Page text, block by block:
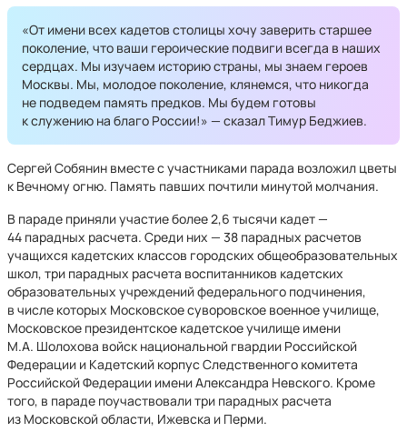
«От имени всех кадетов столицы хочу заверить старшее
поколение, что ваши героические подвиги всегда в наших
сердцах. Мы изучаем историю страны, мы знаем героев
Москвы. Мы, молодое поколение, клянемся, что никогда
не подведем память предков. Мы будем готовы
к служению на благо России!» — сказал Тимур Беджиев.
Сергей Собянин вместе с участниками парада возложил цветы
к Вечному огню. Память павших почтили минутой молчания.
В параде приняли участие более 2,6 тысячи кадет —
44 парадных расчета. Среди них — 38 парадных расчетов
учащихся кадетских классов городских общеобразовательных
школ, три парадных расчета воспитанников кадетских
образовательных учреждений федерального подчинения,
в числе которых Московское суворовское военное училище,
Московское президентское кадетское училище имени
М.А. Шолохова войск национальной гвардии Российской
Федерации и Кадетский корпус Следственного комитета
Российской Федерации имени Александра Невского. Кроме
того, в параде поучаствовали три парадных расчета
из Московской области, Ижевска и Перми.